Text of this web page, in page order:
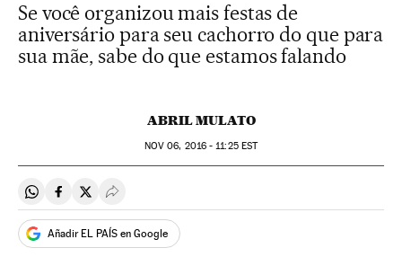
Se você organizou mais festas de
aniversário para seu cachorro do que para
sua mãe, sabe do que estamos falando
ABRIL MULATO
NOV 06, 2016 - 11:25EST
Compartir en Whatsapp
Compartir en Facebook
Compartir en Twitter
Desplegar Redes Sociales
Añadir EL PAÍS en Google